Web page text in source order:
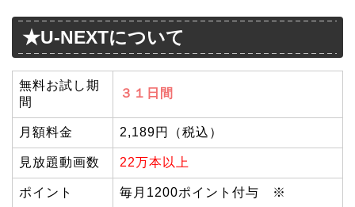
★U-NEXTについて
無料お試し期
間
３１日間
月額料金 2,189円（税込）
見放題動画数 22万本以上
ポイント 毎月1200ポイント付与 ※